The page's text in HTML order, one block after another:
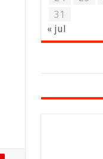
31
« jul